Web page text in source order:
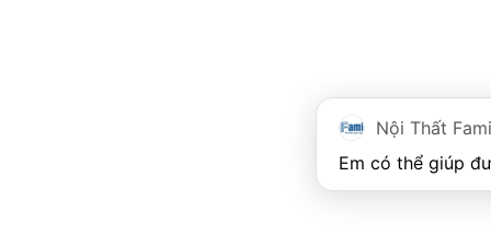
Nội Thất Fami